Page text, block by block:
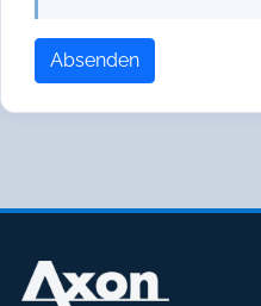
Absenden